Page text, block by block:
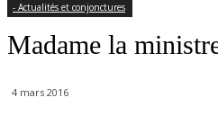
- Actualités et conjonctures
Madame la
4 mars 2016